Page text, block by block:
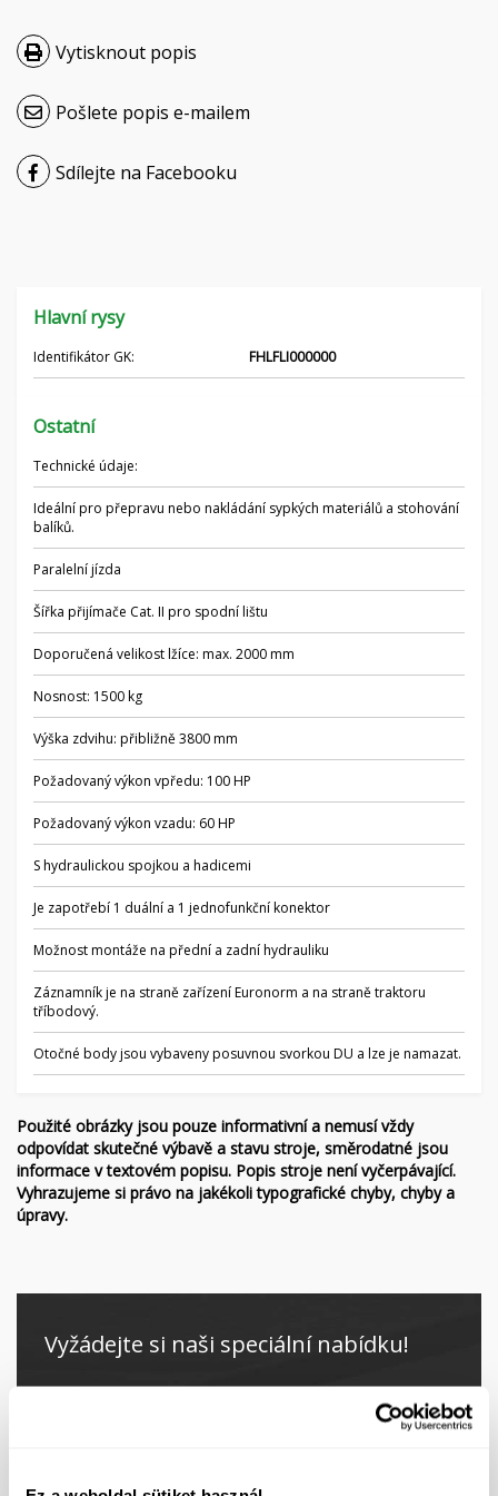
Русский
Vytisknout popis
Pošlete popis e-mailem
Sdílejte na Facebooku
Hlavní rysy
Identifikátor GK: FHLFLI000000
Ostatní
Technické údaje:
Ideální pro přepravu nebo nakládání sypkých materiálů a stohování
balíků.
Paralelní jízda
Šířka přijímače Cat. II pro spodní lištu
Doporučená velikost lžíce: max. 2000 mm
Nosnost: 1500 kg
Výška zdvihu: přibližně 3800 mm
Požadovaný výkon vpředu: 100 HP
Požadovaný výkon vzadu: 60 HP
S hydraulickou spojkou a hadicemi
Je zapotřebí 1 duální a 1 jednofunkční konektor
Možnost montáže na přední a zadní hydrauliku
Záznamník je na straně zařízení Euronorm a na straně traktoru
tříbodový.
Otočné body jsou vybaveny posuvnou svorkou DU a lze je namazat.
Použité obrázky jsou pouze informativní a nemusí vždy
odpovídat skutečné výbavě a stavu stroje, směrodatné jsou
informace v textovém popisu. Popis stroje není vyčerpávající.
Vyhrazujeme si právo na jakékoli typografické chyby, chyby a
úpravy.
Vyžádejte si naši speciální nabídku!